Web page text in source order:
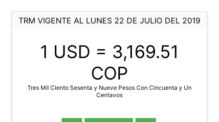
TRM VIGENTE AL LUNES 22 DE JULIO DEL 2019
1 USD = 3,169.51
COP
Tres Mil Ciento Sesenta y Nueve Pesos Con Cincuenta y Un
Centavos